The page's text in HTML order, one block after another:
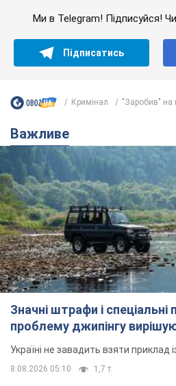
Ми в Telegram! Підписуйся!
Підписатись
Кримінал "Заробив" на
Важливе
Значні штрафи і спеціальні
проблему джипінгу
Україні не завадить взяти приклад
8.08.2026 05:10 1,7 т.